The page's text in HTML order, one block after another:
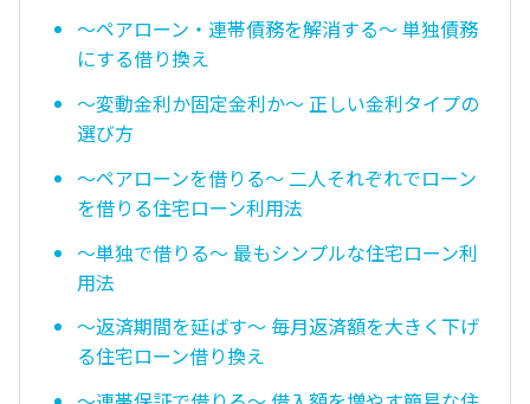
〜ペアローン・連帯債務を解消する〜 単独債務
にする借り換え
〜変動金利か固定金利か〜 正しい金利タイプの
選び方
〜ペアローンを借りる〜 二人それぞれでローン
を借りる住宅ローン利用法
〜単独で借りる〜 最もシンプルな住宅ローン利
用法
〜返済期間を延ばす〜 毎月返済額を大きく下げ
る住宅ローン借り換え